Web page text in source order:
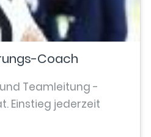
Coach
Teamleitung -
Einstieg jederzeit